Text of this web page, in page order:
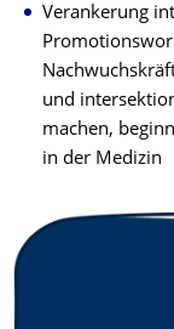
Verankerung
und
machen,
in der Medizin